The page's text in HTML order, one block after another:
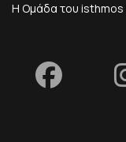
Η Ομάδα του isthmos